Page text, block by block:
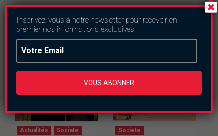
Articles du même genre
Actualités Societe Societe
Inscrivez-vous à notre newsletter pour recevoir en
premier nos informations exclusives
VOUS ABONNER